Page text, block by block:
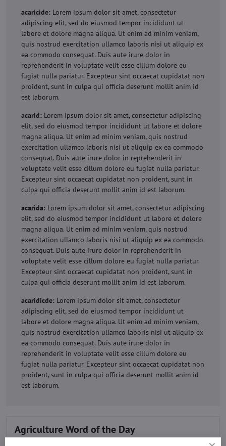
acaricide: Lorem ipsum dolor sit amet, consectetur
adipiscing elit, sed do eiusmod tempor incididunt ut
labore et dolore magna aliqua. Ut enim ad minim veniam,
quis nostrud exercitation ullamco laboris nisi ut aliquip ex
ea commodo consequat. Duis aute irure dolor in
reprehenderit in voluptate velit esse cillum dolore eu
fugiat nulla pariatur. Excepteur sint occaecat cupidatat non
proident, sunt in culpa qui officia deserunt mollit anim id
est laborum.
acarid: Lorem ipsum dolor sit amet, consectetur adipiscing
elit, sed do eiusmod tempor incididunt ut labore et dolore
magna aliqua. Ut enim ad minim veniam, quis nostrud
exercitation ullamco laboris nisi ut aliquip ex ea commodo
consequat. Duis aute irure dolor in reprehenderit in
voluptate velit esse cillum dolore eu fugiat nulla pariatur.
Excepteur sint occaecat cupidatat non proident, sunt in
culpa qui officia deserunt mollit anim id est laborum.
acarida: Lorem ipsum dolor sit amet, consectetur adipiscing
elit, sed do eiusmod tempor incididunt ut labore et dolore
magna aliqua. Ut enim ad minim veniam, quis nostrud
exercitation ullamco laboris nisi ut aliquip ex ea commodo
consequat. Duis aute irure dolor in reprehenderit in
voluptate velit esse cillum dolore eu fugiat nulla pariatur.
Excepteur sint occaecat cupidatat non proident, sunt in
culpa qui officia deserunt mollit anim id est laborum.
acaridicde: Lorem ipsum dolor sit amet, consectetur
adipiscing elit, sed do eiusmod tempor incididunt ut
labore et dolore magna aliqua. Ut enim ad minim veniam,
quis nostrud exercitation ullamco laboris nisi ut aliquip ex
ea commodo consequat. Duis aute irure dolor in
reprehenderit in voluptate velit esse cillum dolore eu
fugiat nulla pariatur. Excepteur sint occaecat cupidatat non
proident, sunt in culpa qui officia deserunt mollit anim id
est laborum.
Agriculture Word of the Day